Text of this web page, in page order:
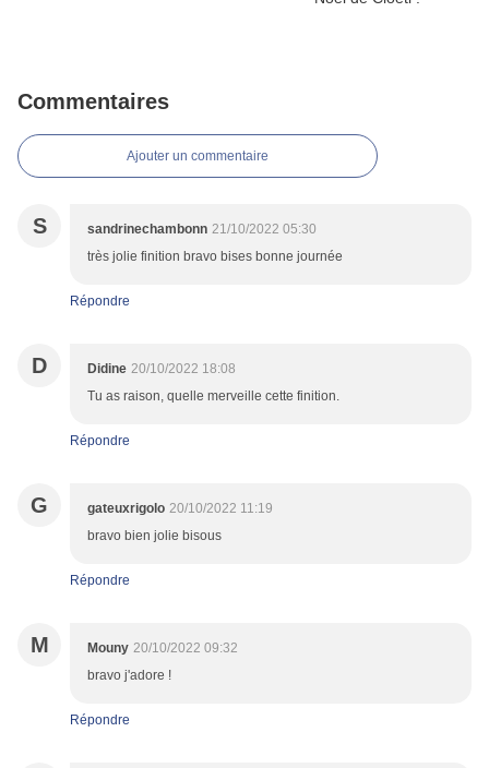
Commentaires
Ajouter un commentaire
S sandrinechambonn 21/10/2022 05:30
très jolie finition bravo bises bonne journée
Répondre
D Didine 20/10/2022 18:08
Tu as raison, quelle merveille cette finition.
Répondre
G gateuxrigolo 20/10/2022 11:19
bravo bien jolie bisous
Répondre
M Mouny 20/10/2022 09:32
bravo j'adore !
Répondre